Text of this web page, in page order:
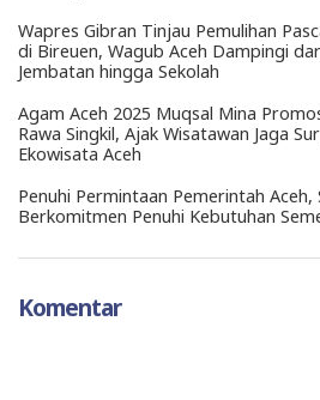
Wapres Gibran Tinjau Pemulihan
di Bireuen, Wagub Aceh Dampingi
Jembatan hingga Sekolah
Agam Aceh 2025 Muqsal Mina
Rawa Singkil, Ajak Wisatawan Jaga
Ekowisata Aceh
Penuhi Permintaan Pemerintah Aceh,
Berkomitmen Penuhi Kebutuhan
Komentar